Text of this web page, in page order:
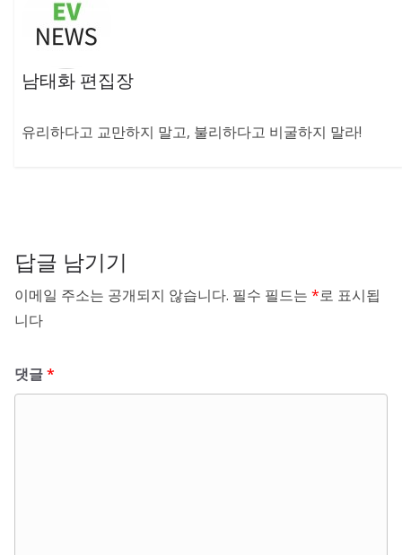
남태화 편집장
유리하다고 교만하지 말고, 불리하다고 비굴하지 말라!
답글 남기기
이메일 주소는 공개되지 않습니다. 필수 필드는 *로 표시됩
니다
댓글*